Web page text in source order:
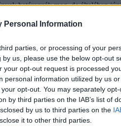
Personal Information
parties, or processing of your
us, please use the below opt-out
opt-out request is processed
personal information utilized by us
opt-out. You may separately
by third parties on the IAB’s list of
by us to third parties on the
it to other third parties.
határozzák meg, de általában
részt vevő diákok,
felsőfokú
egyetem vagy főiskola biztosítja.
ősszel írják ki.
pályázhatnak, kiemelt cél a
várhatóan augusztus
vagy osztatlan szakon